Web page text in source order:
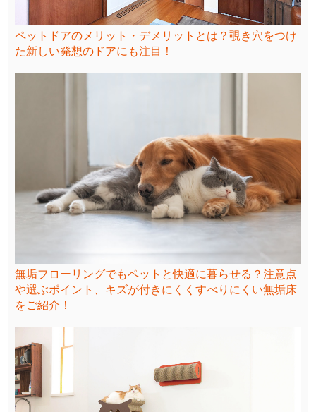
ペットドアのメリット・デメリットとは？覗き穴をつけ
た新しい発想のドアにも注目！
無垢フローリングでもペットと快適に暮らせる？注意点
や選ぶポイント、キズが付きにくくすべりにくい無垢床
をご紹介！